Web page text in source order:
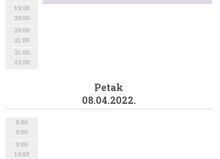
19:00
20:00
20:00
21:00
21:00
22:00
Petak
08.04.2022.
8:00
9:00
9:00
10:00